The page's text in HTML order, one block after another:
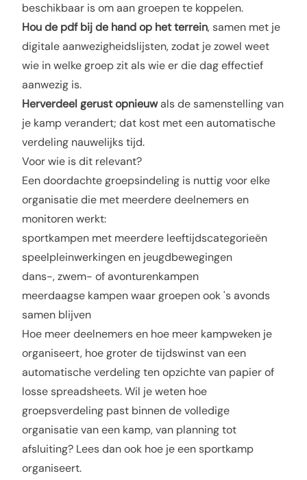
beschikbaar is om aan groepen te koppelen.
Hou de pdf bij de hand op het terrein, samen met je
digitale aanwezigheidslijsten, zodat je zowel weet
wie in welke groep zit als wie er die dag effectief
aanwezig is.
Herverdeel gerust opnieuwals de samenstelling van
je kamp verandert; dat kost met een automatische
verdeling nauwelijks tijd.
Voor wie is dit relevant?
Een doordachte groepsindeling is nuttig voor elke
organisatie die met meerdere deelnemers en
monitoren werkt:
sportkampen met meerdere leeftijdscategorieën
speelpleinwerkingen en jeugdbewegingen
dans-, zwem- of avonturenkampen
meerdaagse kampen waar groepen ook 's avonds
samen blijven
Hoe meer deelnemers en hoe meer kampweken je
organiseert, hoe groter de tijdswinst van een
automatische verdeling ten opzichte van papier of
losse spreadsheets. Wil je weten hoe
groepsverdeling past binnen de volledige
organisatie van een kamp, van planning tot
afsluiting? Lees dan ook hoe je een sportkamp
organiseert.